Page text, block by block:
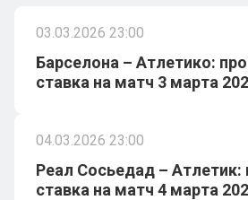
03.03.2026 23:00
Барселона – Атлетико:
ставка на матч 3 марта
04.03.2026 23:00
Реал Сосьедад – Атлетик:
ставка на матч 4 марта